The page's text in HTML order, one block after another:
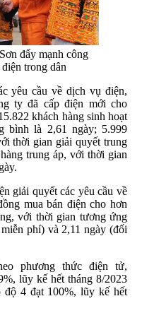
đẩy mạnh công
trong dân
yêu cầu về dịch vụ điện,
ty đã cấp điện mới cho
khách hàng sinh hoạt
bình là 2,61 ngày; 5.999
thời gian giải quyết trung
trung áp, với thời gian
giải quyết các yêu cầu về
mua bán điện cho hơn
với thời gian tương ứng
phí) và 2,11 ngày (đối
phương thức điện tử,
lũy kế hết tháng 8/2023
độ 4 đạt 100%, lũy kế hết